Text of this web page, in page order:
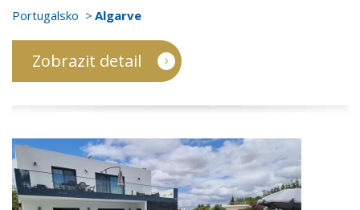
Portugalsko Algarve
Zobrazit detail